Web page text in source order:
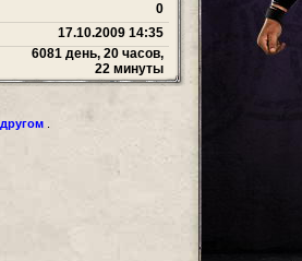
0
17.10.2009 14:35
6081 день, 20 часов,
22 минуты
другом